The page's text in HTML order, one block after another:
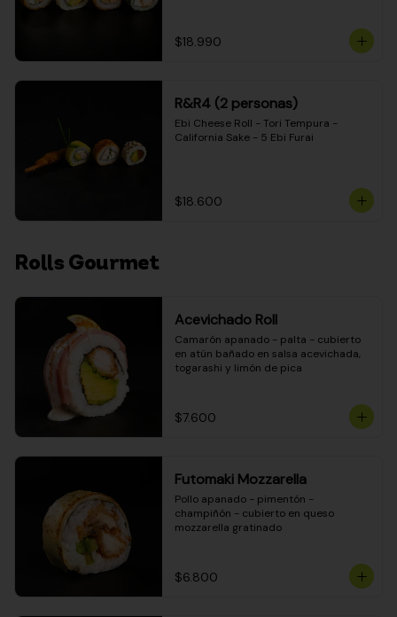
ciboulette) 10 (Pollo teriyaki - palta -
envuelto en queso crema)
$18.990
R&R4 (2 personas)
Ebi Cheese Roll - Tori Tempura -
California Sake - 5 Ebi Furai
$18.600
Rolls Gourmet
Acevichado Roll
Camarón apanado - palta - cubierto
en atún bañado en salsa acevichada,
togarashi y limón de pica
$7.600
Futomaki Mozzarella
Pollo apanado - pimentón -
champiñón - cubierto en queso
mozzarella gratinado
$6.800